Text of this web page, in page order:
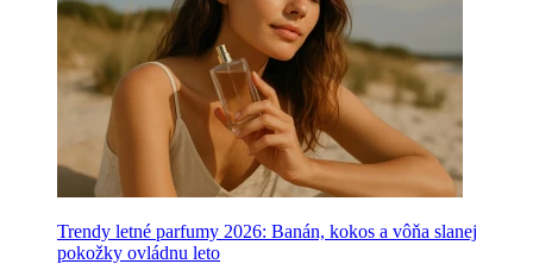
Trendy letné parfumy 2026: Banán, kokos a vôňa slanej
pokožky ovládnu leto